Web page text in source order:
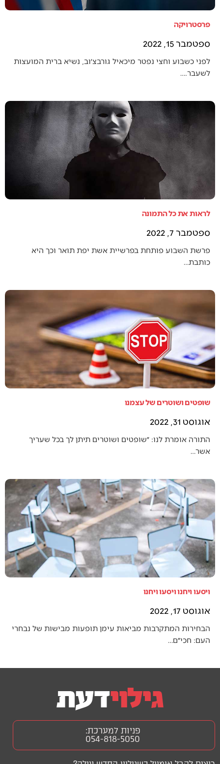
פרסטרויקה
ספטמבר 15, 2022
לפני כשבוע וחצי נפטר מיכאיל גורבצ׳וב, נשיא ברית המועצות
לשעבר.…
לראות את כל התמונה
ספטמבר 7, 2022
פרשת השבוע פותחת בפרשיית אשת יפת תואר וכך היא
כותבת…
שופטים ושוטרים של עצמנו
אוגוסט 31, 2022
התורה אומרת לנו: ״שופטים ושוטרים תיתן לך בכל שעריך
אשר…
ויסעו ויחנו ויסעו ויחנו
אוגוסט 17, 2022
הבחירות המתקרבות מביאות עימן תופעות מבישות של נבחרי
העם: חכי״ם…
פניות למערכת:
054-818-5050